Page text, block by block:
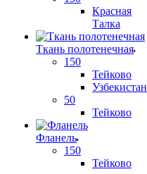
Красная
Талка
Ткань полотенечная
150
Тейково
Узбекистан
50
Тейково
Фланель
150
Тейково